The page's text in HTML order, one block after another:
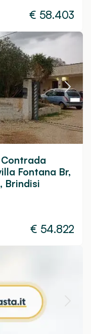
€ 58.403
Fontana Br,
Brindisi
€ 54.822